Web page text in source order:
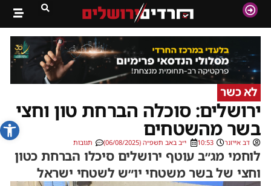
פתח
לא כשר
ירושלים: סוכלה הברחת טון וחצי
בשר מהשטחים
דב אייזנר 10:53 י״ב באב תשפ״ה (06/08/2025) תגובות
לוחמי מג״ב עוטף ירושלים סיכלו הברחת כטון
וחצי של בשר משטחי יו״ש לשטחי ישראל